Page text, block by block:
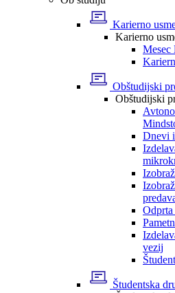
Karierno
Karierno
Mesec
Obštudijski
Obštudijski
Dnevi
Odprta
vezij
Študentska